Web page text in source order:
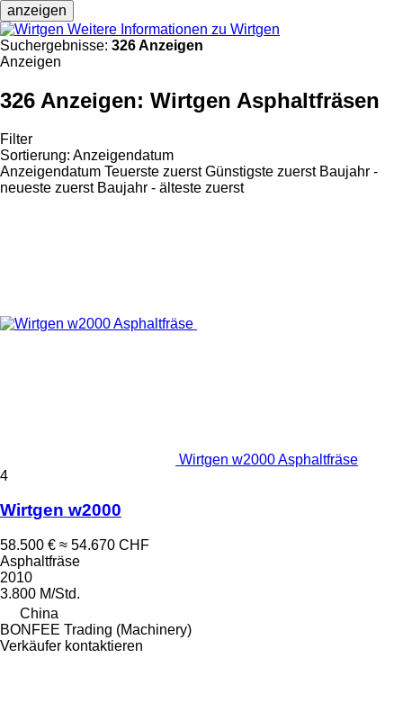
anzeigen
Weitere Informationen zu Wirtgen
Suchergebnisse: 326 Anzeigen
Anzeigen
326 Anzeigen: Wirtgen Asphaltfräsen
Filter
Sortierung: Anzeigendatum
Anzeigendatum Teuerste zuerst Günstigste zuerst Baujahr -
neueste zuerst Baujahr - älteste zuerst
Wirtgen w2000 Asphaltfräse
4
Wirtgen w2000
58.500 € ≈ 54.670 CHF
Asphaltfräse
2010
3.800 M/Std.
China
BONFEE Trading (Machinery)
Verkäufer kontaktieren